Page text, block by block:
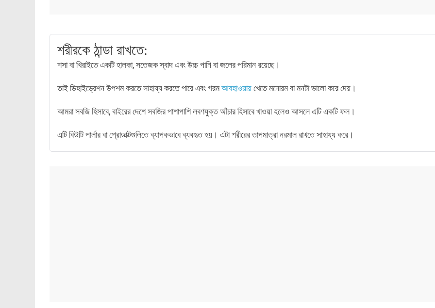
শরীরকে ঠান্ডা রাখতে:
শসা বা খিরাইতে একটি হালকা, সতেজক স্বাদ এবং উচ্চ পানি বা জলের পরিমান রয়েছে।
তাই ডিহাইড্রেশন উপশম করতে সাহায্য করতে পারে এবং গরমআবহাওয়ায়খেতে মনোরম বা মনটা ভালো করে দেয়।
আমরা সবজি হিসাবে, বাইরের দেশে সবজির পাশাপাশি লবণযুক্ত আঁচার হিসাবে খাওয়া হলেও আসলে এটি একটি ফল।
এটি বিউটি পার্লার বা প্রোডাক্টগুলিতে ব্যাপকভাবে ব্যবহৃত হয়। এটা শরীরের তাপমাত্রা নরমাল রাখতে সাহায্য করে।